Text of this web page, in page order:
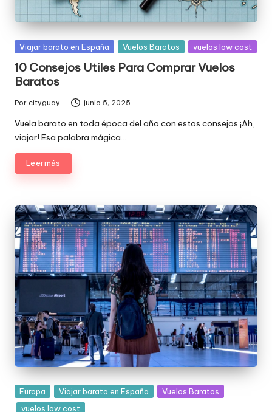
Publicada
Viajar barato en España Vuelos Baratos vuelos low cost
10 Consejos Utiles Para Comprar Vuelos
Baratos
Publicado
por
Por cityguay junio 5, 2025
Vuela barato en toda época del año con estos consejos ¡Ah,
viajar! Esa palabra mágica…
Leer más
Publicada
en
Europa Viajar barato en España
Vuelos Baratos
vuelos low cost